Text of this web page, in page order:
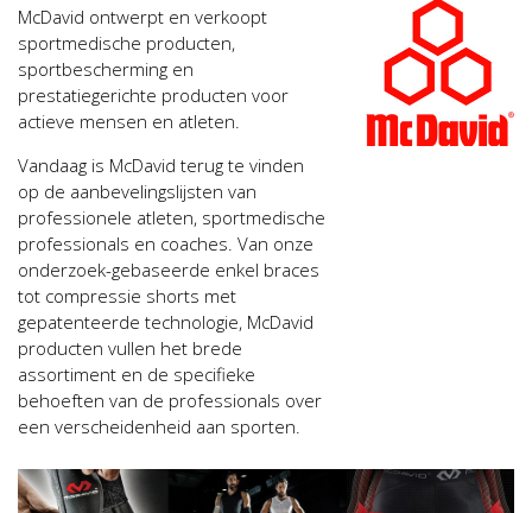
McDavid ontwerpt en verkoopt
sportmedische producten,
sportbescherming en
prestatiegerichte producten voor
actieve mensen en atleten.
Vandaag is McDavid terug te vinden
op de aanbevelingslijsten van
professionele atleten, sportmedische
professionals en coaches. Van onze
onderzoek-gebaseerde enkel braces
tot compressie shorts met
gepatenteerde technologie, McDavid
producten vullen het brede
assortiment en de specifieke
behoeften van de professionals over
een verscheidenheid aan sporten.